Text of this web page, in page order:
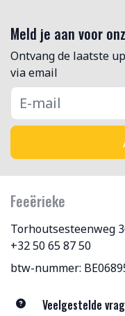
Meld je aan voor
Ontvang de laatste
via email
Feeërieke
Torhoutsesteenweg
+32 50 65 87 50
btw-nummer:
Veelgestelde